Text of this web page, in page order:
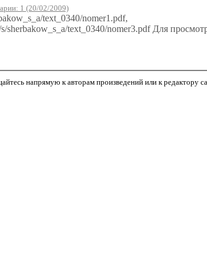
1 (20/02/2009)
text_0340/nomer1.pdf,
text_0340/nomer3.pdf Для
напрямую к авторам произведений или к редактору